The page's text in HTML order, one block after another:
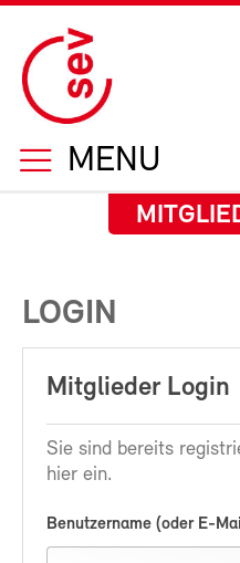
MENU
LOGIN
Mitglieder Login
Sie sind bereits
hier ein.
Benutzername (oder E-